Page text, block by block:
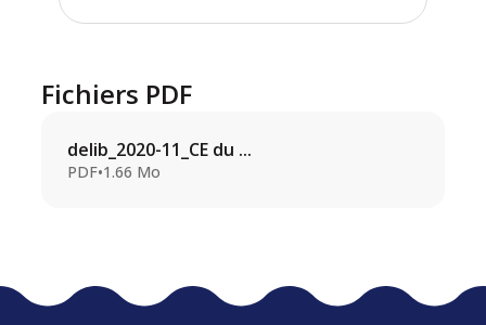
Fichiers PDF
delib_2020-11_CE du ...
PDF•1.66 Mo